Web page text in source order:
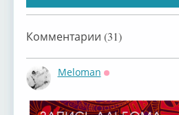
Комментарии (31)
Meloman